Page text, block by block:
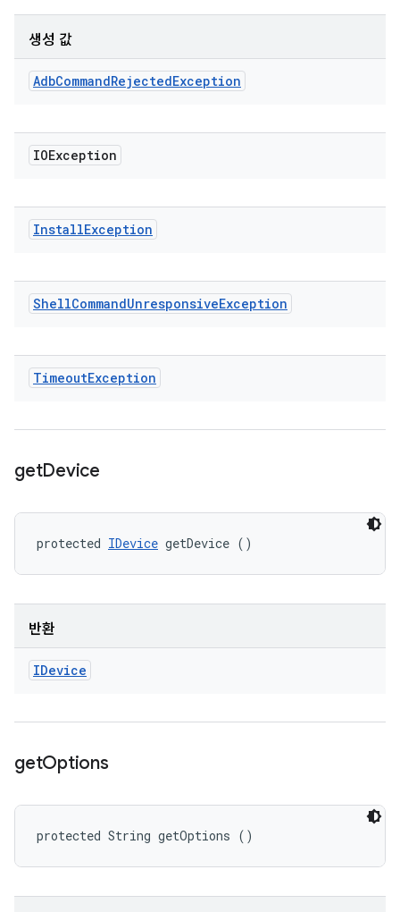
생성 값
AdbCommandRejectedException
IOException
InstallException
ShellCommandUnresponsiveException
TimeoutException
getDevice
protected IDevice getDevice ()
반환
IDevice
getOptions
protected String getOptions ()